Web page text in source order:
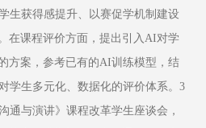
生获得感提升、以赛促学机制建设
在课程评价方面，提出引入AI对学
方案，参考已有的AI训练模型，结
学生多元化、数据化的评价体系。3
通与演讲》课程改革学生座谈会，